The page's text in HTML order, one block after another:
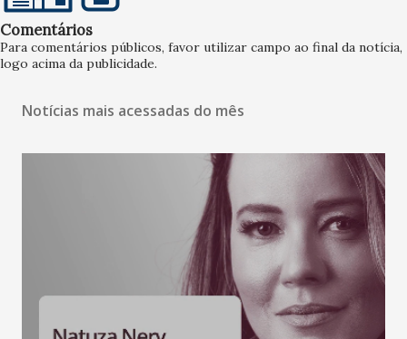
Comentários
Para comentários públicos, favor utilizar campo ao final da notícia,
logo acima da publicidade.
Notícias mais acessadas do mês